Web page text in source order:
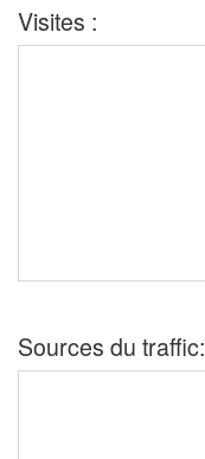
Visites :
Sources du traffic: